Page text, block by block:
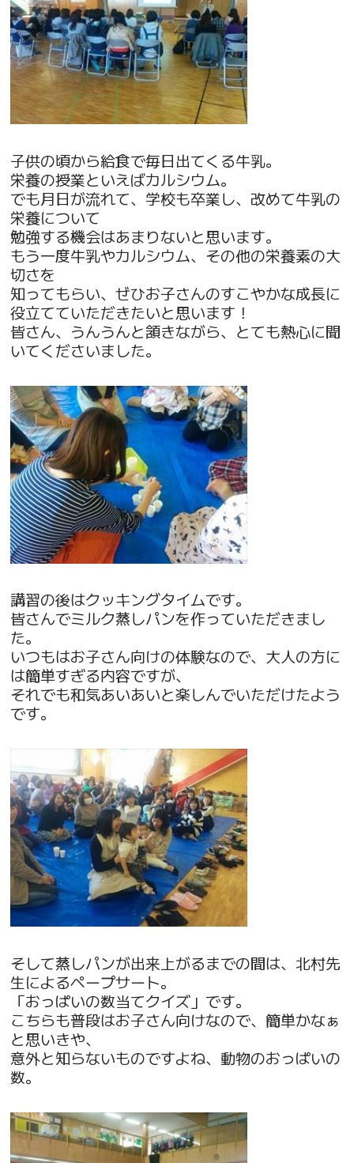
子供の頃から給食で毎日出てくる牛乳。
栄養の授業といえばカルシウム。
でも月日が流れて、学校も卒業し、改めて牛乳の
栄養について
勉強する機会はあまりないと思います。
もう一度牛乳やカルシウム、その他の栄養素の大
切さを
知ってもらい、ぜひお子さんのすこやかな成長に
役立てていただきたいと思います！
皆さん、うんうんと頷きながら、とても熱心に聞
いてくださいました。
講習の後はクッキングタイムです。
皆さんでミルク蒸しパンを作っていただきまし
た。
いつもはお子さん向けの体験なので、大人の方に
は簡単すぎる内容ですが、
それでも和気あいあいと楽しんでいただけたよう
です。
そして蒸しパンが出来上がるまでの間は、北村先
生によるペープサート。
「おっぱいの数当てクイズ」です。
こちらも普段はお子さん向けなので、簡単かなぁ
と思いきや、
意外と知らないものですよね、動物のおっぱいの
数。